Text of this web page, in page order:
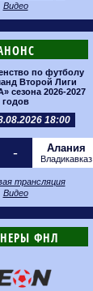
Видео
по футболу
Второй Лиги
сезона 2026-2027
годов
18:00
- Алания
Владикавказ
трансляция
Видео
ФНЛ